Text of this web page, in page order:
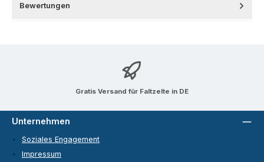
Bewertungen
Gratis Versand für Faltzelte in DE
Unternehmen
Soziales Engagement
Impressum